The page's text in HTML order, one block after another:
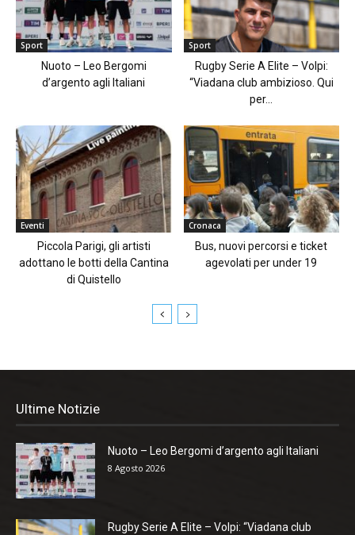
Sport
Nuoto – Leo Bergomi
d’argento agli Italiani
Sport
Rugby Serie A Elite – Volpi:
“Viadana club ambizioso. Qui
per...
Eventi
Piccola Parigi, gli artisti
adottano le botti della Cantina
di Quistello
Cronaca
Bus, nuovi percorsi e ticket
agevolati per under 19
Ultime Notizie
Nuoto – Leo Bergomi d’argento agli Italiani
8 Agosto 2026
Rugby Serie A Elite – Volpi: “Viadana club